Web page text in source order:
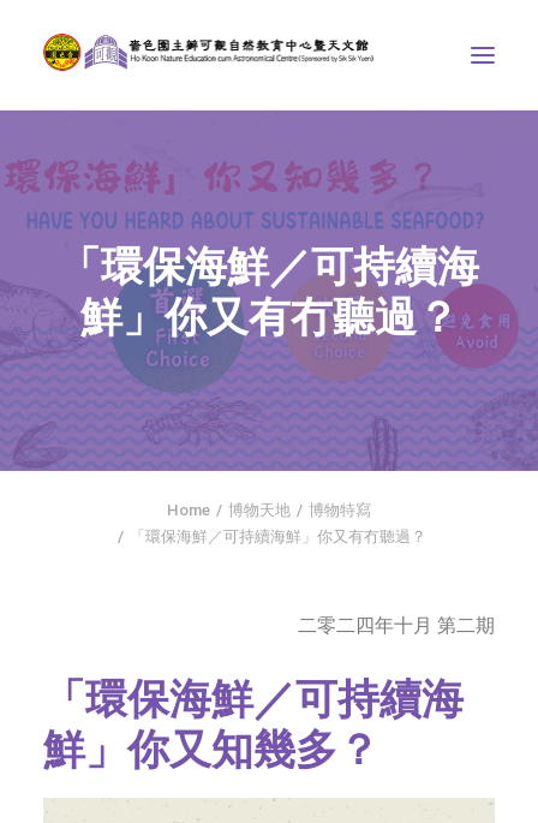
中心介紹
學界課程
博物天地
比賽/專題計劃
SEARCH
「環保海鮮／可持續海
鮮」你又有冇聽過？
Home 博物天地
博物特寫
「環保海鮮／可持續海鮮」你又有冇聽過？
二零二四年十月 第二期
「環保海鮮／可持續海
鮮」你又知幾多？